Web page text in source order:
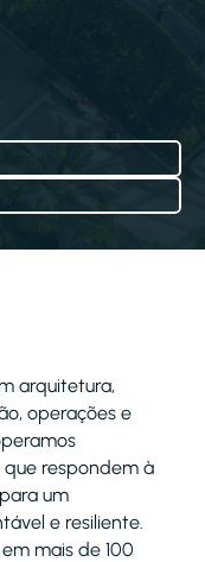
arquitetura,
operações e
respondem à
um
e resiliente.
mais de 100